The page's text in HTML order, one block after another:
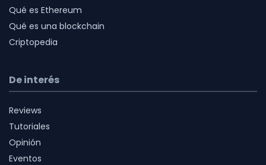
Qué es Ethereum
Qué es una blockchain
Criptopedia
De interés
Reviews
Tutoriales
Opinión
Eventos